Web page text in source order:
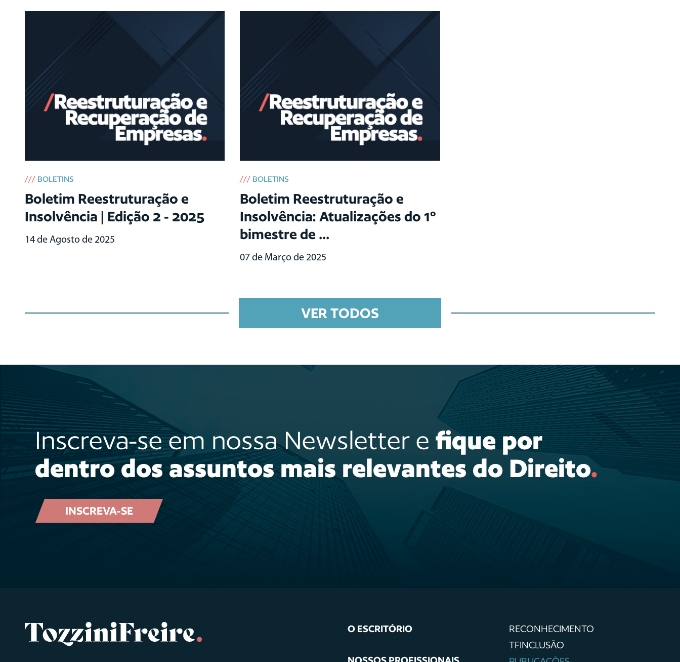
/// BOLETINS
Boletim Reestruturação e
Insolvência | Edição 2 - 2025
14 de Agosto de 2025
/// BOLETINS
Boletim Reestruturação e
Insolvência: Atualizações do 1º
bimestre de ...
07 de Março de 2025
VER TODOS
Inscreva-se em nossa Newsletter e fique por
dentro dos assuntos mais relevantes do Direito.
INSCREVA-SE
O ESCRITÓRIO
RECONHECIMENTO
TFINCLUSÃO